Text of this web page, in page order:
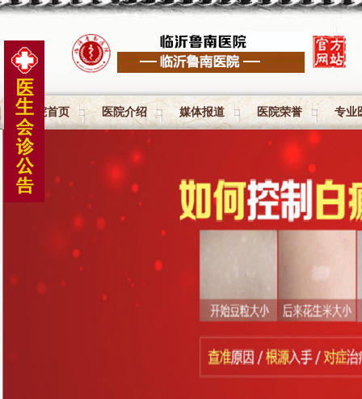
医院首页 医院介绍 媒体报道 医院荣誉 专业